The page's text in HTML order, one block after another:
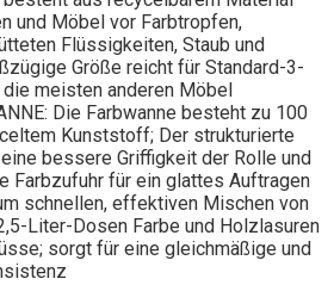
und Möbel vor Farbtropfen,
Flüssigkeiten, Staub und
Größe reicht für Standard-3-
meisten anderen Möbel
Die Farbwanne besteht zu 100
Kunststoff; Der strukturierte
bessere Griffigkeit der Rolle und
Farbzufuhr für ein glattes Auftragen
schnellen, effektiven Mischen von
Liter-Dosen Farbe und Holzlasuren
sorgt für eine gleichmäßige und